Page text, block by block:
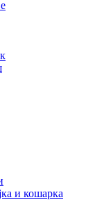
и кошарка